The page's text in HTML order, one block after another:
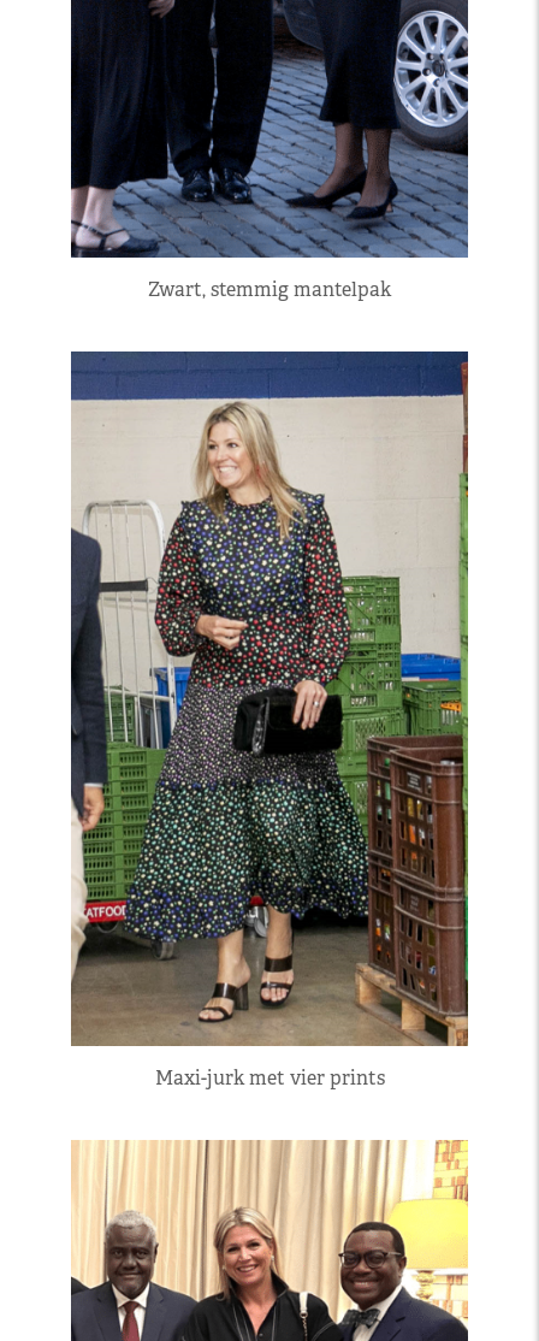
Zwart, stemmig mantelpak
Maxi-jurk met vier prints